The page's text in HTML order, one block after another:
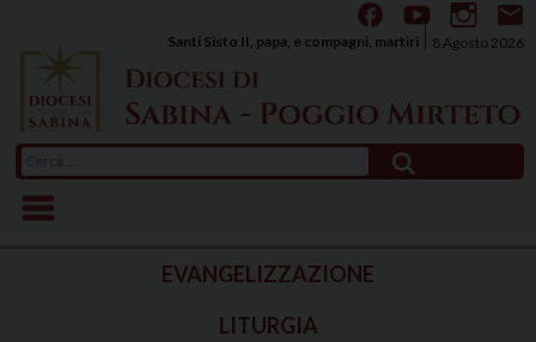
content
8 Agosto 2026
Santi Sisto II, papa, e compagni, martiri
per:
EVANGELIZZAZIONE
LITURGIA